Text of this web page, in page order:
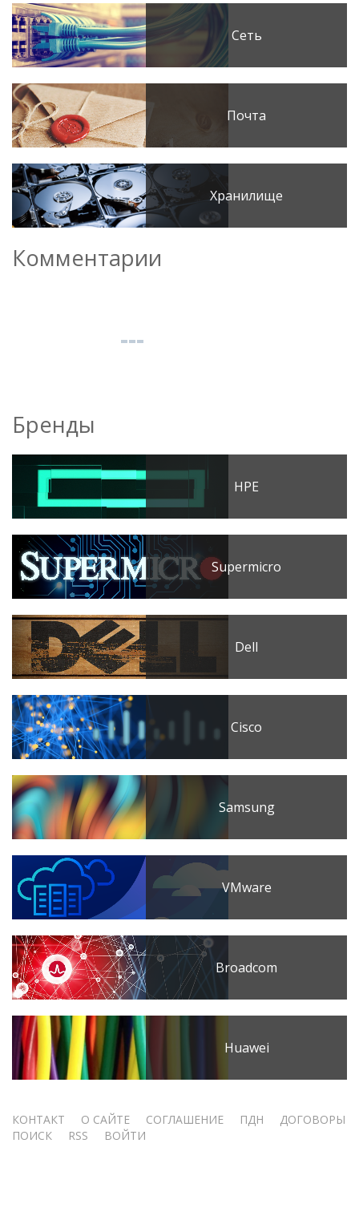
Сеть
Почта
Хранилище
Комментарии
Бренды
HPE
Supermicro
Dell
Cisco
Samsung
VMware
Broadcom
Huawei
Меню
КОНТАКТ О САЙТЕ СОГЛАШЕНИЕ ПДН
ДОГОВОРЫ
ПОИСК
RSS ВОЙТИ